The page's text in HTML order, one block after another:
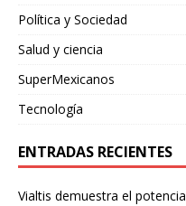
Política y Sociedad
Salud y ciencia
SuperMexicanos
Tecnología
ENTRADAS RECIENTES
Vialtis demuestra el